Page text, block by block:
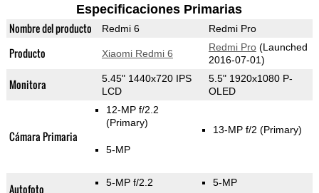
Especificaciones Primarias
Nombre del producto Redmi 6 Redmi Pro
Producto Xiaomi Redmi 6
Redmi Pro(Launched
2016-07-01)
Monitora
5.45" 1440x720 IPS
LCD
5.5" 1920x1080 P-
OLED
Cámara Primaria
12-MP f/2.2
(Primary)
5-MP
13-MP f/2 (Primary)
Autofoto 5-MP f/2.2 5-MP